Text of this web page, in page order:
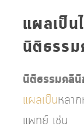
แผลเป็
นิติธรร
นิติธรรมคลิ
แผลเป็นหลา
แพทย์ เช่น